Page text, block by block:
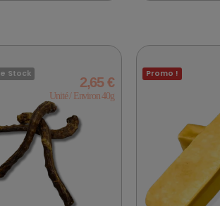
Stock
2,65 €
Unité / Environ 40g
Promo !